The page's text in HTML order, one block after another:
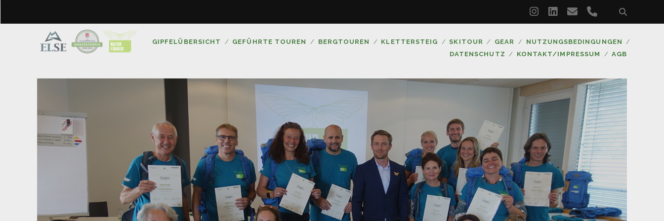
instagram
linkedin
emailphone
GIPFELÜBERSICHT GEFÜHRTE TOUREN BERGTOUREN KLETTERSTEIG SKITOUR GEAR
NUTZUNGSBEDINGUNGEN
DATENSCHUTZ
KONTAKT/IMPRESSUM AGB